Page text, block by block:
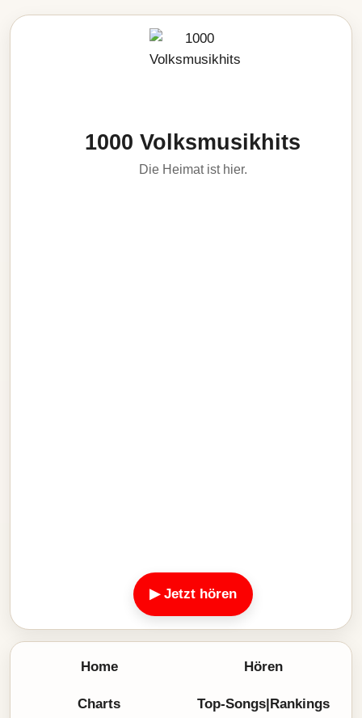
1000 Volksmusikhits
Die Heimat ist hier.
▶ Jetzt hören
Home Hören
Charts Top-Songs|Rankings